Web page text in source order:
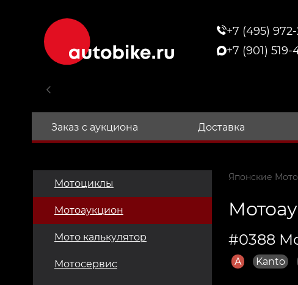
+7 (495)
+7 (901)
Заказ с аукциона Доставка
Мотоциклы
Мотоаукцион
Мото калькулятор
Мотосервис
Японские
#0388
A Kanto